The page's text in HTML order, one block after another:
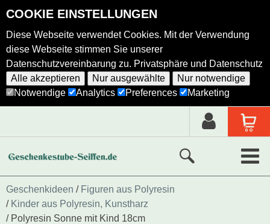
COOKIE EINSTELLUNGEN
Diese Webseite verwendet Cookies. Mit der Verwendung
diese Webseite stimmen Sie unserer
Datenschutzvereinbarung zu. Privatsphäre und Datenschutz
Alle akzeptieren
Nur ausgewählte
Nur notwendige
Notwendige
Analytics Preferences Marketing
Neue Produkte
Ausgewählte Produkte
Geschenkideen
Figuren aus Polyresin
Kinder aus Polyresin, Kunstharz
Polyresin Sonne mit Kind 18cm